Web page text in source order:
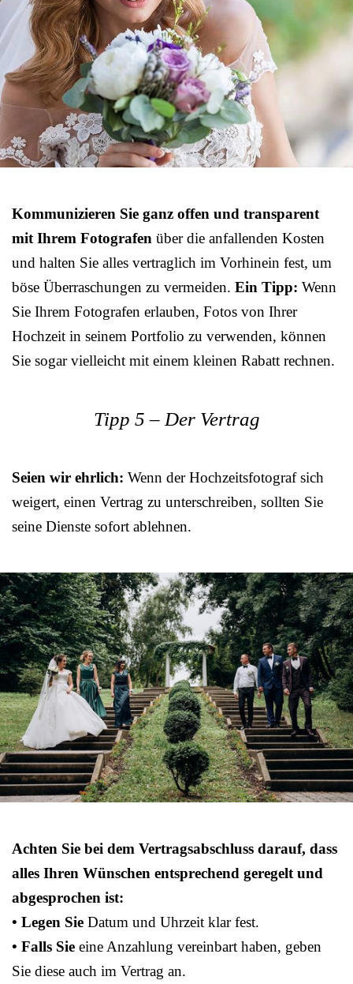
Kommunizieren Sie ganz offen und transparent
mit Ihrem Fotografen über die anfallenden Kosten
und halten Sie alles vertraglich im Vorhinein fest, um
böse Überraschungen zu vermeiden. Ein Tipp: Wenn
Sie Ihrem Fotografen erlauben, Fotos von Ihrer
Hochzeit in seinem Portfolio zu verwenden, können
Sie sogar vielleicht mit einem kleinen Rabatt rechnen.
Tipp 5 – Der Vertrag
Seien wir ehrlich: Wenn der Hochzeitsfotograf sich
weigert, einen Vertrag zu unterschreiben, sollten Sie
seine Dienste sofort ablehnen.
Achten Sie bei dem Vertragsabschluss darauf, dass
alles Ihren Wünschen entsprechend geregelt und
abgesprochen ist:
• Legen Sie Datum und Uhrzeit klar fest.
• Falls Sie eine Anzahlung vereinbart haben, geben
Sie diese auch im Vertrag an.